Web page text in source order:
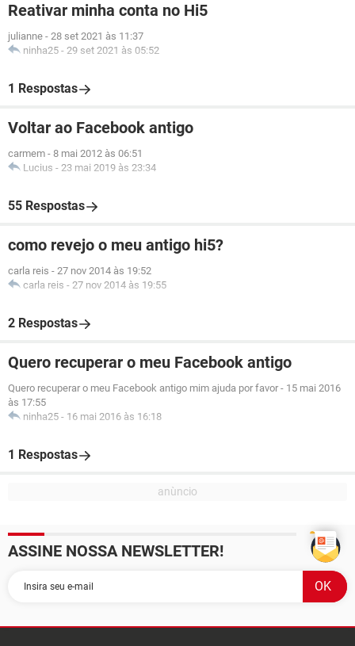
Reativar minha conta no Hi5
julianne - 28 set 2021 às 11:37
ninha25 - 29 set 2021 às 05:52
1 Respostas
Voltar ao Facebook antigo
carmem - 8 mai 2012 às 06:51
Lucius - 23 mai 2019 às 23:34
55 Respostas
como revejo o meu antigo hi5?
carla reis - 27 nov 2014 às 19:52
carla reis - 27 nov 2014 às 19:55
2 Respostas
Quero recuperar o meu Facebook antigo
Quero recuperar o meu Facebook antigo mim ajuda por favor - 15 mai 2016
às 17:55
ninha25 - 16 mai 2016 às 16:18
1 Respostas
ASSINE NOSSA NEWSLETTER!